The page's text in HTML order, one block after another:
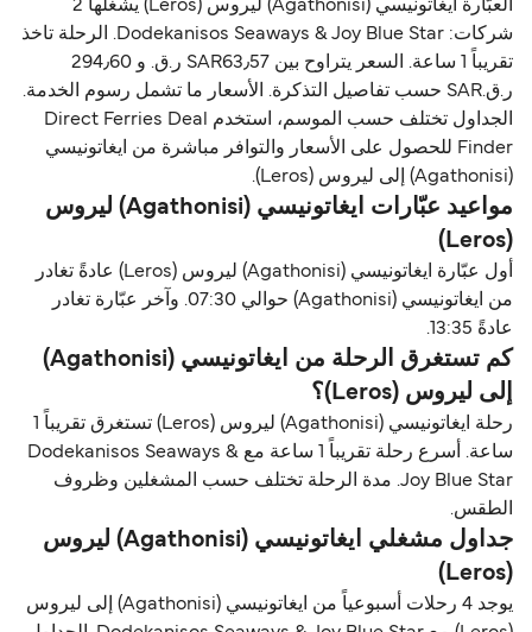
العبّارة ايغاتونيسي (Agathonisi) ليروس (Leros) يشغّلها 2
شركات: Dodekanisos Seaways & Joy Blue Star. الرحلة تاخذ
تقريباً 1 ساعة. السعر يتراوح بين SAR63٫57 ر.ق.‏ و 294٫60
ر.ق.‏SAR حسب تفاصيل التذكرة. الأسعار ما تشمل رسوم الخدمة.
الجداول تختلف حسب الموسم، استخدم Direct Ferries Deal
Finder للحصول على الأسعار والتوافر مباشرة من ايغاتونيسي
(Agathonisi) إلى ليروس (Leros).
مواعيد عبّارات ايغاتونيسي (Agathonisi) ليروس
(Leros)
أول عبّارة ايغاتونيسي (Agathonisi) ليروس (Leros) عادةً تغادر
من ايغاتونيسي (Agathonisi) حوالي 07:30. وآخر عبّارة تغادر
عادةً 13:35.
كم تستغرق الرحلة من ايغاتونيسي (Agathonisi)
إلى ليروس (Leros)؟
رحلة ايغاتونيسي (Agathonisi) ليروس (Leros) تستغرق تقريباً 1
ساعة. أسرع رحلة تقريباً 1 ساعة مع Dodekanisos Seaways &
Joy Blue Star. مدة الرحلة تختلف حسب المشغلين وظروف
الطقس.
جداول مشغلي ايغاتونيسي (Agathonisi) ليروس
(Leros)
يوجد 4 رحلات أسبوعياً من ايغاتونيسي (Agathonisi) إلى ليروس